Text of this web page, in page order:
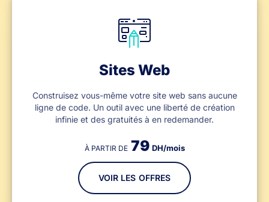
Sites Web
Construisez vous-même votre site web sans aucune
ligne de code. Un outil avec une liberté de création
infinie et des gratuités à en redemander.
À PARTIR DE 79 DH/mois
VOIR LES OFFRES